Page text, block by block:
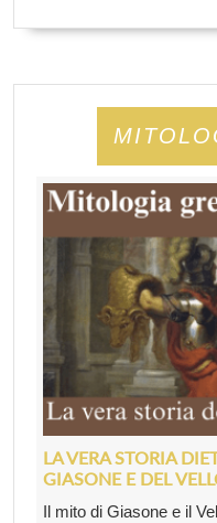
LA VERA STORIA
GIASONE E DEL
Il mito di Giasone e il